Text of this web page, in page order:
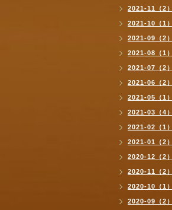
2021-11（2）
2021-10（1）
2021-09（2）
2021-08（1）
2021-07（2）
2021-06（2）
2021-05（1）
2021-03（4）
2021-02（1）
2021-01（2）
2020-12（2）
2020-11（2）
2020-10（1）
2020-09（2）